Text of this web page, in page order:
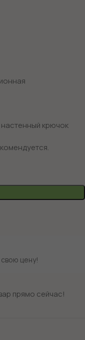
крючок
цену!
прямо сейчас!